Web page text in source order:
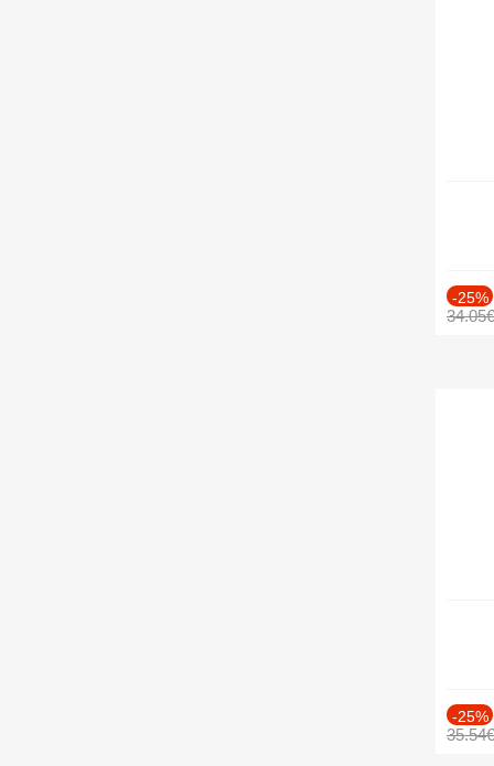
-25%
34.05€
-25%
35.54€